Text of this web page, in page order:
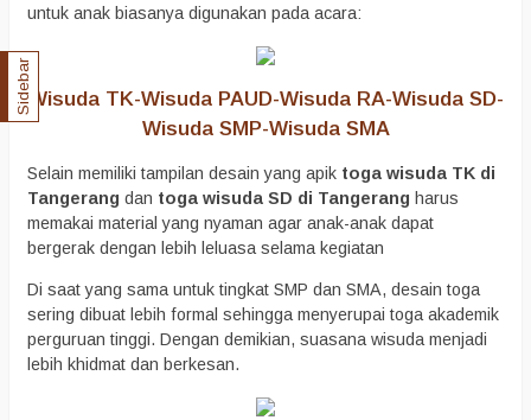
untuk anak biasanya digunakan pada acara:
Wisuda TK-Wisuda PAUD-Wisuda RA-Wisuda SD-
Wisuda SMP-Wisuda SMA
Selain memiliki tampilan desain yang apik toga wisuda TK di
Tangerang dan toga wisuda SD di Tangerang harus
memakai material yang nyaman agar anak-anak dapat
bergerak dengan lebih leluasa selama kegiatan
Di saat yang sama untuk tingkat SMP dan SMA, desain toga
sering dibuat lebih formal sehingga menyerupai toga akademik
perguruan tinggi. Dengan demikian, suasana wisuda menjadi
lebih khidmat dan berkesan.
Sidebar